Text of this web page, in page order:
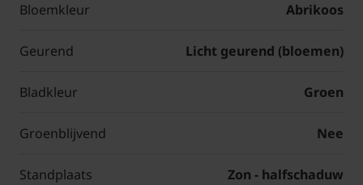
Bloemkleur Abrikoos
Geurend Licht geurend (bloemen)
Bladkleur Groen
Groenblijvend Nee
Standplaats Zon - halfschaduw